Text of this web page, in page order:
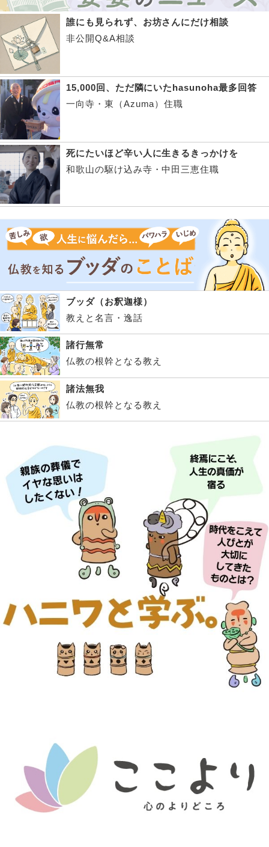
誰にも見られず、お坊さんにだけ相談
非公開Q&A相談
15,000回、ただ隣にいたhasunoha最多回答
一向寺・東（Azuma）住職
死にたいほど辛い人に生きるきっかけを
和歌山の駆け込み寺・中田三恵住職
ブッダ（お釈迦様）
教えと名言・逸話
諸行無常
仏教の根幹となる教え
諸法無我
仏教の根幹となる教え